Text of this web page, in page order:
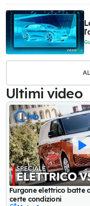
Ultimi video
Furgone elettrico batte
certe condizioni